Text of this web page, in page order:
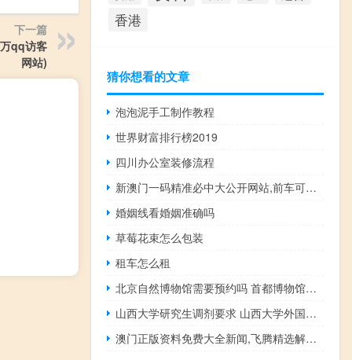
下一篇
qq访客
网站)
香港
猜你想看的文章
泡泡泥手工制作教程
世界财富排行榜2019
四川办公室装修流程
新澳门一码精准必中大公开网站,前车可鉴精选解释落实_网页版78.78.79
婚姻线看婚姻准确吗
草莓花束怎么包装
租车怎么租
北京自然博物馆需要预约吗 首都博物馆网上预约
山西大学研究生调剂要求 山西大学外国语学院
澳门正版资料免费大全新闻,飞腾精选解释落实_战略版79.20.21